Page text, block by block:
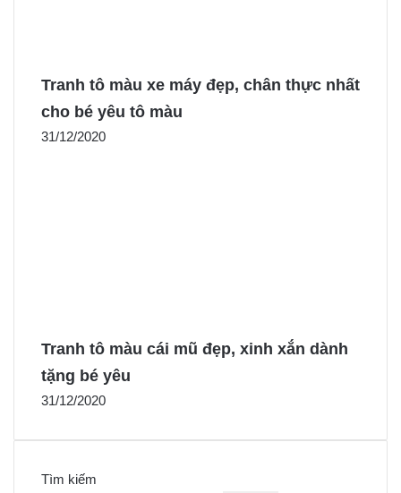
Tranh tô màu xe máy đẹp, chân thực nhất
cho bé yêu tô màu
31/12/2020
Tranh tô màu cái mũ đẹp, xinh xắn dành
tặng bé yêu
31/12/2020
Tìm kiếm